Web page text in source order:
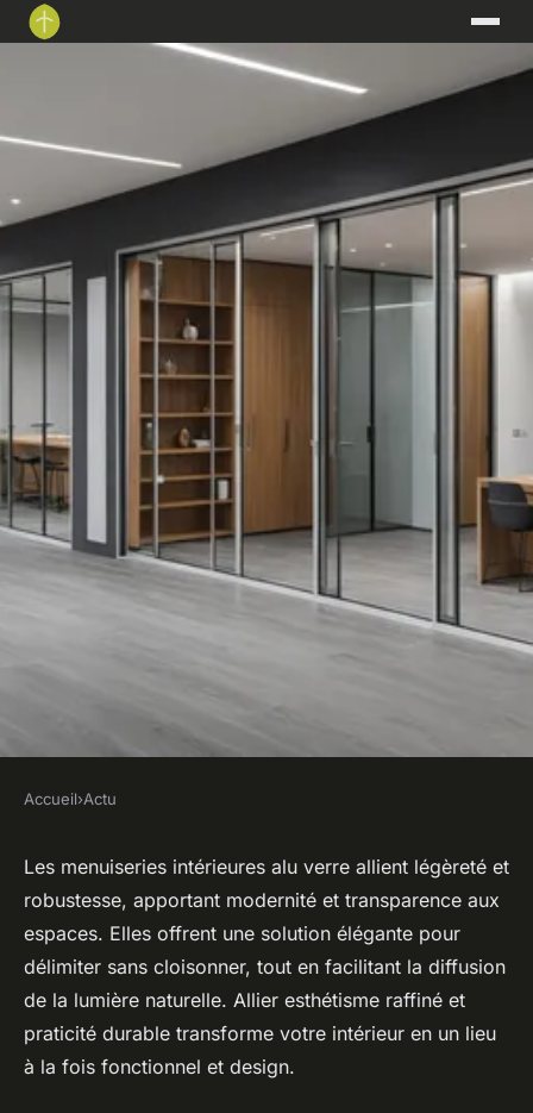
Menuiseries intérieures alu
verre : esthétisme et praticité.
Manon•4 septembre 2025• 4 min de lecture
Accueil›Actu
Les menuiseries intérieures alu verre allient légèreté et
robustesse, apportant modernité et transparence aux
espaces. Elles offrent une solution élégante pour
délimiter sans cloisonner, tout en facilitant la diffusion
de la lumière naturelle. Allier esthétisme raffiné et
praticité durable transforme votre intérieur en un lieu
à la fois fonctionnel et design.